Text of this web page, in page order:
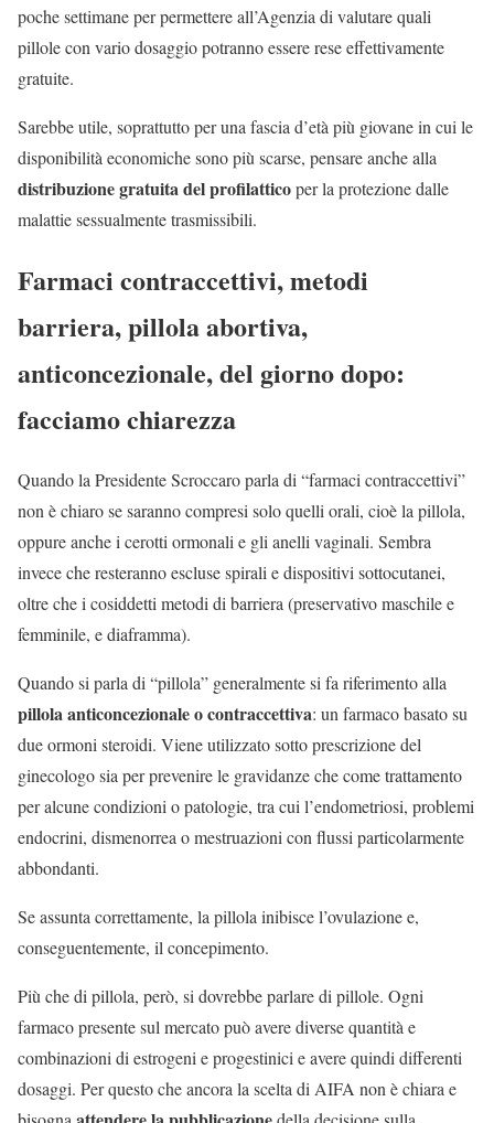
poche settimane per permettere all’Agenzia di valutare quali
pillole con vario dosaggio potranno essere rese effettivamente
gratuite.
Sarebbe utile, soprattutto per una fascia d’età più giovane in cui le
disponibilità economiche sono più scarse, pensare anche alla
distribuzione gratuita del profilatticoper la protezione dalle
malattie sessualmente trasmissibili.
Farmaci contraccettivi, metodi
barriera, pillola abortiva,
anticoncezionale, del giorno dopo:
facciamo chiarezza
Quando la Presidente Scroccaro parla di “farmaci contraccettivi”
non è chiaro se saranno compresi solo quelli orali, cioè la pillola,
oppure anche i cerotti ormonali e gli anelli vaginali. Sembra
invece che resteranno escluse spirali e dispositivi sottocutanei,
oltre che i cosiddetti metodi di barriera (preservativo maschile e
femminile, e diaframma).
Quando si parla di “pillola” generalmente si fa riferimento alla
pillola anticoncezionale o contraccettiva: un farmaco basato su
due ormoni steroidi. Viene utilizzato sotto prescrizione del
ginecologo sia per prevenire le gravidanze che come trattamento
per alcune condizioni o patologie, tra cui l’endometriosi, problemi
endocrini, dismenorrea o mestruazioni con flussi particolarmente
abbondanti.
Se assunta correttamente, la pillola inibisce l’ovulazione e,
conseguentemente, il concepimento.
Più che di pillola, però, si dovrebbe parlare di pillole. Ogni
farmaco presente sul mercato può avere diverse quantità e
combinazioni di estrogeni e progestinici e avere quindi differenti
dosaggi. Per questo che ancora la scelta di AIFA non è chiara e